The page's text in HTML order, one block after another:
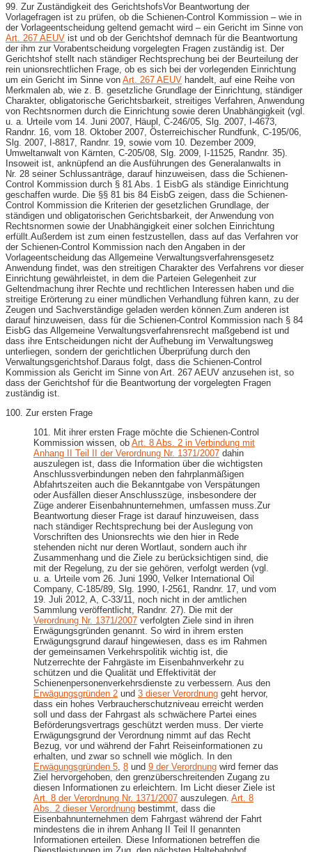
99. Zur Zuständigkeit des GerichtshofsVor Beantwortung der
Vorlagefragen ist zu prüfen, ob die Schienen-​Control Kommission – wie in
der Vorlageentscheidung geltend gemacht wird – ein Gericht im Sinne von
Art. 267 AEUV ist und ob der Gerichtshof demnach für die Beantwortung
der ihm zur Vorabentscheidung vorgelegten Fragen zuständig ist. Der
Gerichtshof stellt nach ständiger Rechtsprechung bei der Beurteilung der
rein unionsrechtlichen Frage, ob es sich bei der vorlegenden Einrichtung
um ein Gericht im Sinne von Art. 267 AEUV handelt, auf eine Reihe von
Merkmalen ab, wie z. B. gesetzliche Grundlage der Einrichtung, ständiger
Charakter, obligatorische Gerichtsbarkeit, streitiges Verfahren, Anwendung
von Rechtsnormen durch die Einrichtung sowie deren Unabhängigkeit (vgl.
u. a. Urteile vom 14. Juni 2007, Häupl, C-​246/05, Slg. 2007, I-​4673,
Randnr. 16, vom 18. Oktober 2007, Österreichischer Rundfunk, C-​195/06,
Slg. 2007, I-​8817, Randnr. 19, sowie vom 10. Dezember 2009,
Umweltanwalt von Kärnten, C-​205/08, Slg. 2009, I-​11525, Randnr. 35).
Insoweit ist, anknüpfend an die Ausführungen des Generalanwalts in
Nr. 28 seiner Schlussanträge, darauf hinzuweisen, dass die Schienen-​
Control Kommission durch § 81 Abs. 1 EisbG als ständige Einrichtung
geschaffen wurde. Die §§ 81 bis 84 EisbG zeigen, dass die Schienen-​
Control Kommission die Kriterien der gesetzlichen Grundlage, der
ständigen und obligatorischen Gerichtsbarkeit, der Anwendung von
Rechtsnormen sowie der Unabhängigkeit einer solchen Einrichtung
erfüllt.Außerdem ist zum einen festzustellen, dass auf das Verfahren vor
der Schienen-​Control Kommission nach den Angaben in der
Vorlageentscheidung das Allgemeine Verwaltungsverfahrensgesetz
Anwendung findet, was den streitigen Charakter des Verfahrens vor dieser
Einrichtung gewährleistet, in dem die Parteien Gelegenheit zur
Geltendmachung ihrer Rechte und rechtlichen Interessen haben und die
streitige Erörterung zu einer mündlichen Verhandlung führen kann, zu der
Zeugen und Sachverständige geladen werden können.Zum anderen ist
darauf hinzuweisen, dass für die Schienen-​Control Kommission nach § 84
EisbG das Allgemeine Verwaltungsverfahrensrecht maßgebend ist und
dass ihre Entscheidungen nicht der Aufhebung im Verwaltungsweg
unterliegen, sondern der gerichtlichen Überprüfung durch den
Verwaltungsgerichtshof.Daraus folgt, dass die Schienen-​Control
Kommission als Gericht im Sinne von Art. 267 AEUV anzusehen ist, so
dass der Gerichtshof für die Beantwortung der vorgelegten Fragen
zuständig ist.
100. Zur ersten Frage
101. Mit ihrer ersten Frage möchte die Schienen-​Control
Kommission wissen, ob Art. 8 Abs. 2 in Verbindung mit
Anhang II Teil II der Verordnung Nr. 1371/2007 dahin
auszulegen ist, dass die Information über die wichtigsten
Anschlussverbindungen neben den fahrplanmäßigen
Abfahrtszeiten auch die Bekanntgabe von Verspätungen
oder Ausfällen dieser Anschlusszüge, insbesondere der
Züge anderer Eisenbahnunternehmen, umfassen muss.Zur
Beantwortung dieser Frage ist darauf hinzuweisen, dass
nach ständiger Rechtsprechung bei der Auslegung von
Vorschriften des Unionsrechts wie den hier in Rede
stehenden nicht nur deren Wortlaut, sondern auch ihr
Zusammenhang und die Ziele zu berücksichtigen sind, die
mit der Regelung, zu der sie gehören, verfolgt werden (vgl.
u. a. Urteile vom 26. Juni 1990, Velker International Oil
Company, C-​185/89, Slg. 1990, I-​2561, Randnr. 17, und vom
19. Juli 2012, A, C-​33/11, noch nicht in der amtlichen
Sammlung veröffentlicht, Randnr. 27). Die mit der
Verordnung Nr. 1371/2007 verfolgten Ziele sind in ihren
Erwägungsgründen genannt. So wird in ihrem ersten
Erwägungsgrund darauf hingewiesen, dass es im Rahmen
der gemeinsamen Verkehrspolitik wichtig ist, die
Nutzerrechte der Fahrgäste im Eisenbahnverkehr zu
schützen und die Qualität und Effektivität der
Schienenpersonenverkehrsdienste zu verbessern. Aus den
Erwägungsgründen 2 und 3 dieser Verordnung geht hervor,
dass ein hohes Verbraucherschutzniveau erreicht werden
soll und dass der Fahrgast als schwächere Partei eines
Beförderungsvertrags geschützt werden muss. Der vierte
Erwägungsgrund der Verordnung nimmt auf das Recht
Bezug, vor und während der Fahrt Reiseinformationen zu
erhalten, und zwar so schnell wie möglich. In den
Erwägungsgründen 5 8 und 9 der Verordnung wird ferner das
Ziel hervorgehoben, den grenzüberschreitenden Zugang zu
diesen Informationen zu erleichtern. Im Licht dieser Ziele ist
Art. 8 der Verordnung Nr. 1371/2007 auszulegen. Art. 8
Abs. 2 dieser Verordnung bestimmt, dass die
Eisenbahnunternehmen dem Fahrgast während der Fahrt
mindestens die in ihrem Anhang II Teil II genannten
Informationen erteilen. Diese Informationen betreffen die
Dienstleistungen im Zug, den nächsten Haltebahnhof,